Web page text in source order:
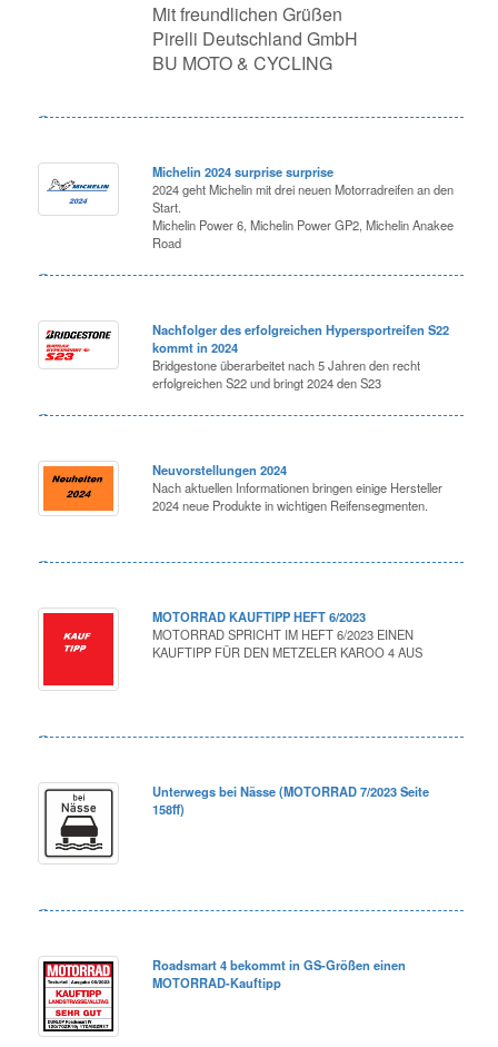
Mit freundlichen Grüßen
Pirelli Deutschland GmbH
BU MOTO & CYCLING
Michelin 2024 surprise surprise
2024 geht Michelin mit drei neuen Motorradreifen an den
Start.
Michelin Power 6, Michelin Power GP2, Michelin Anakee
Road
Nachfolger des erfolgreichen Hypersportreifen S22
kommt in 2024
Bridgestone überarbeitet nach 5 Jahren den recht
erfolgreichen S22 und bringt 2024 den S23
Neuvorstellungen 2024
Nach aktuellen Informationen bringen einige Hersteller
2024 neue Produkte in wichtigen Reifensegmenten.
MOTORRAD KAUFTIPP HEFT 6/2023
MOTORRAD SPRICHT IM HEFT 6/2023 EINEN
KAUFTIPP FÜR DEN METZELER KAROO 4 AUS
Unterwegs bei Nässe (MOTORRAD 7/2023 Seite
158ff)
Roadsmart 4 bekommt in GS-Größen einen
MOTORRAD-Kauftipp